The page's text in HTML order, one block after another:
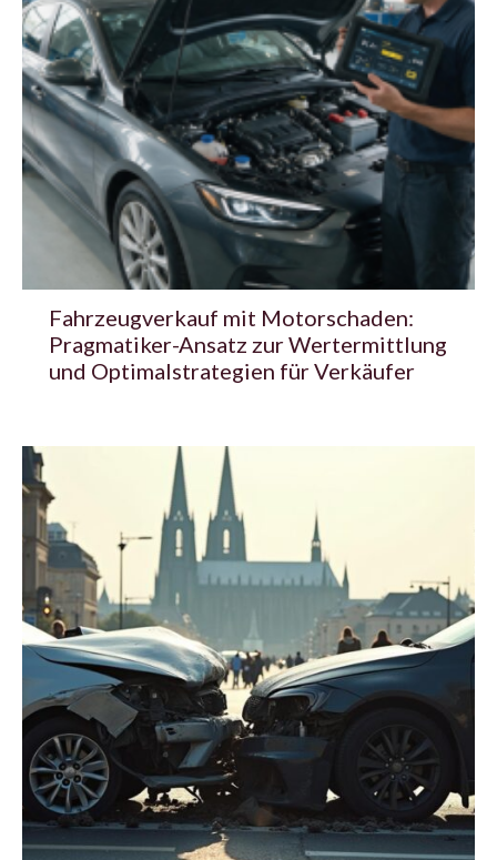
Fahrzeugverkauf mit Motorschaden:
Pragmatiker-Ansatz zur Wertermittlung
und Optimalstrategien für Verkäufer